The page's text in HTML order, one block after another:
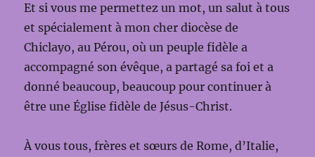
Et si vous me permettez un mot, un salut à tous
et spécialement à mon cher diocèse de
Chiclayo, au Pérou, où un peuple fidèle a
accompagné son évêque, a partagé sa foi et a
donné beaucoup, beaucoup pour continuer à
être une Église fidèle de Jésus-Christ.
À vous tous, frères et sœurs de Rome, d’Italie,